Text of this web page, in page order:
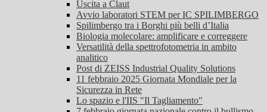
Uscita a Claut
Avvio laboratori STEM per IC SPILIMBERGO
Spilimbergo tra i Borghi più belli d’Italia
Biologia molecolare: amplificare e correggere
Versatilità della spettrofotometria in ambito
analitico
Post di ZEISS Industrial Quality Solutions
11 febbraio 2025 Giornata Mondiale per la
Sicurezza in Rete
Lo spazio e l'IIS "Il Tagliamento"